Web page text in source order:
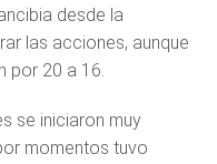
desde la
las acciones, aunque
por 20 a 16.
se iniciaron muy
momentos tuvo